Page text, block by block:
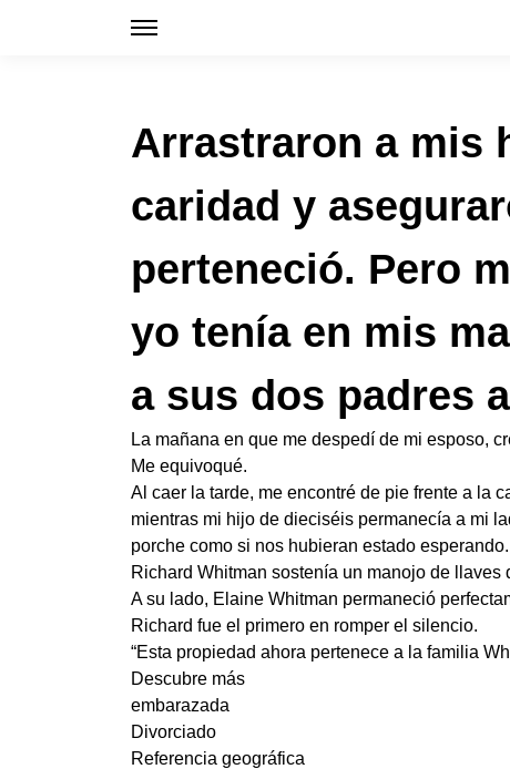
Arrastraron a mis
caridad y
perteneció. Pero
yo tenía en mis
a sus dos padres
La mañana en que me despedí de mi esposo,
Me equivoqué.
Al caer la tarde, me encontré de pie frente a la
mientras mi hijo de dieciséis permanecía a mi
porche como si nos hubieran estado esperando.
Richard Whitman sostenía un manojo de llaves
A su lado, Elaine Whitman permaneció
Richard fue el primero en romper el silencio.
“Esta propiedad ahora pertenece a la familia
Descubre más
embarazada
Divorciado
Referencia geográfica